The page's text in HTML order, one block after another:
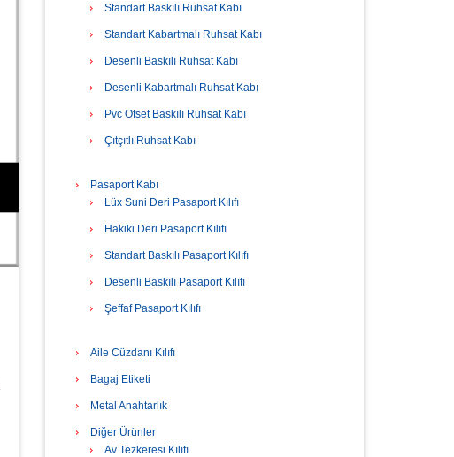
Standart Baskılı Ruhsat Kabı
Standart Kabartmalı Ruhsat Kabı
Desenli Baskılı Ruhsat Kabı
Desenli Kabartmalı Ruhsat Kabı
Pvc Ofset Baskılı Ruhsat Kabı
Çıtçıtlı Ruhsat Kabı
Pasaport Kabı
Lüx Suni Deri Pasaport Kılıfı
Hakiki Deri Pasaport Kılıfı
Standart Baskılı Pasaport Kılıfı
Desenli Baskılı Pasaport Kılıfı
Şeffaf Pasaport Kılıfı
Aile Cüzdanı Kılıfı
Bagaj Etiketi
Metal Anahtarlık
Diğer Ürünler
Av Tezkeresi Kılıfı